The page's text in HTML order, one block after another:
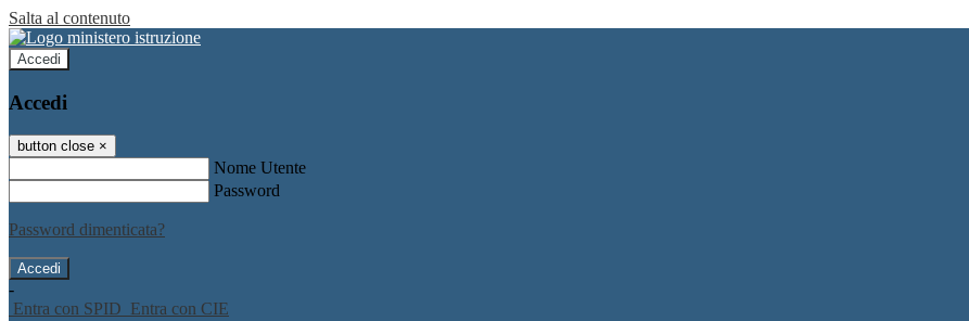
Salta al contenuto
Accedi
Accedi
button close ×
Nome Utente
Password
Password dimenticata?
-
Entra con SPID Entra con CIE